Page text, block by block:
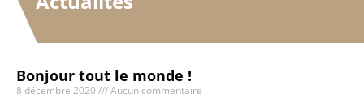
Bonjour tout le monde !
8 décembre 2020 Aucun commentaire